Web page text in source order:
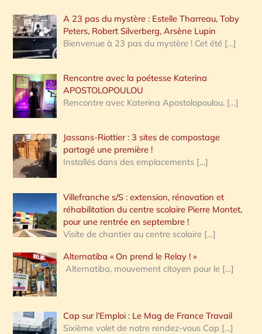
A 23 pas du mystère : Estelle Tharreau, Toby
Peters, Robert Silverberg, Arsène Lupin
Bienvenue à 23 pas du mystère ! Cet été […]
Rencontre avec la poétesse Katerina
APOSTOLOPOULOU
Rencontre avec Katerina Apostolopoulou, […]
Jassans-Riottier : 3 sites de compostage
partagé une première !
Installés dans des emplacements […]
Villefranche s/S : extension, rénovation et
réhabilitation du centre scolaire Pierre Montet,
pour une rentrée en septembre !
Visite de chantier au centre scolaire […]
Alternatiba « On prend le Relay ! »
Alternatiba, mouvement citoyen pour le […]
Cap sur l’Emploi : Le Mag de France Travail
Sixième volet de notre rendez-vous Cap […]